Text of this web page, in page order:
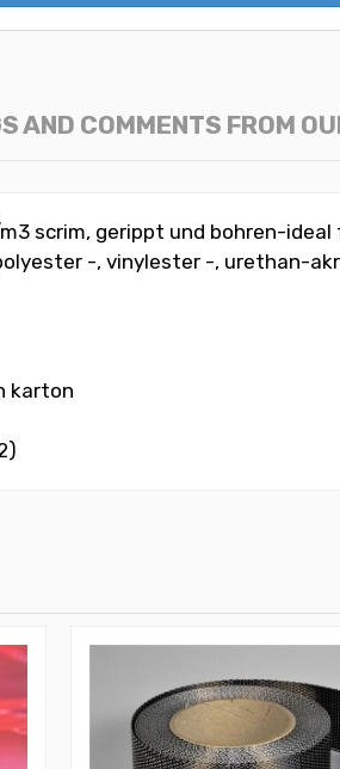
AND COMMENTS FROM
scrim, gerippt und bohren-
-, vinylester -, urethan-
karton